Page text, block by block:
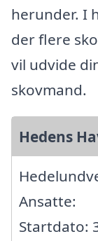
herunder. I
der flere
vil udvide
skovmand.
Hedens
Ansatte:
Startdato: